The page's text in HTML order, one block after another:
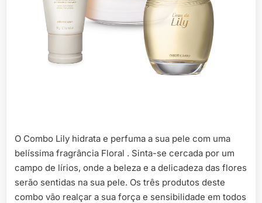
O Combo Lily hidrata e perfuma a sua pele com uma
belíssima fragrância Floral . Sinta-se cercada por um
campo de lírios, onde a beleza e a delicadeza das flores
serão sentidas na sua pele. Os três produtos deste
combo vão realçar a sua força e sensibilidade em todos